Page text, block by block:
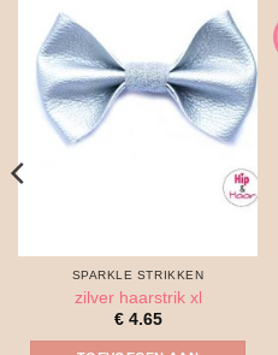
SPARKLE STRIKKEN
zilver haarstrik xl
€4.65